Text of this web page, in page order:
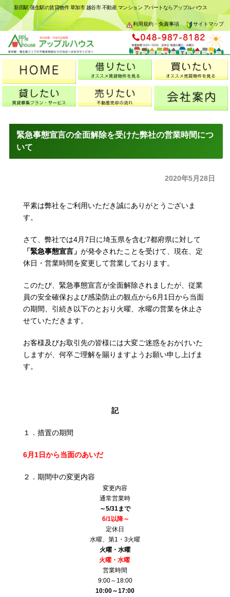
新田駅 蒲生駅の賃貸物件 草加市 越谷市 不動産 マンション アパートならアップルハウス
利用規約・免責事項 サイトマップ
緊急事態宣言の全面解除を受けた弊社の営業時間につ
いて
2020年5月28日
平素は弊社をご利用いただき誠にありがとうございま
す。
さて、弊社では4月7日に埼玉県を含む7都府県に対して
「緊急事態宣言」 が発令されたことを受けて、現在、定
休日・営業時間を変更して営業しております。
このたび、緊急事態宣言が全面解除されましたが、従業
員の安全確保および感染防止の観点から6月1日から当面
の期間、引続き以下のとおり火曜、水曜の営業を休止さ
せていただきます。
お客様及びお取引先の皆様には大変ご迷惑をおかけいた
しますが、何卒ご理解を賜りますようお願い申し上げま
す。
記
１．措置の期間
6月1日から当面のあいだ
２．期間中の変更内容
変更内容
通常営業時
～5/31まで
6/1以降～
定休日
水曜、第1・3火曜
火曜・水曜
火曜・水曜
営業時間
9:00～18:00
10:00～17:00